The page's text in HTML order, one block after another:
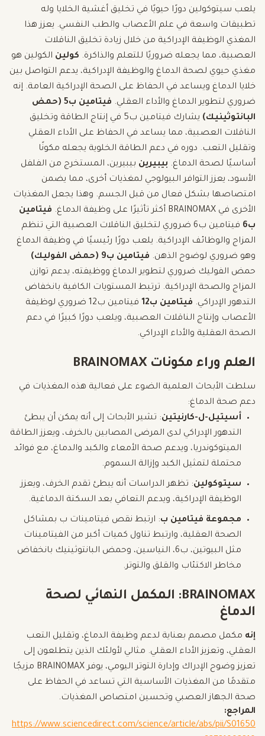
يلعب سيتوكولين دورًا حيويًا في تخليق أغشية الخلايا وله
تطبيقات واسعة في علم الأعصاب والطب النفسي. يعزز هذا
المغذي الوظيفة الإدراكية من خلال زيادة تخليق الناقلات
العصبية، مما يجعله ضروريًا للتعلم والذاكرة. كولين الكولين هو
مغذي حيوي لصحة الدماغ والوظيفة الإدراكية، يدعم التواصل بين
خلايا الدماغ ويساعد في الحفاظ على الصحة الإدراكية العامة. إنه
ضروري لتطوير الدماغ والأداء العقلي.
فيتامين ب5 (حمض
البانتوثينيك)
يشارك فيتامين ب5 في إنتاج الطاقة وتخليق
الناقلات العصبية، مما يساعد في الحفاظ على الأداء العقلي
وتقليل التعب. دوره في دعم الطاقة الخلوية يجعله مكونًا
أساسيًا لصحة الدماغ. بيبيرين بيبيرين، المستخرج من الفلفل
الأسود، يعزز التوافر البيولوجي لمغذيات أخرى، مما يضمن
امتصاصها بشكل فعال من قبل الجسم. وهذا يجعل المغذيات
الأخرى في BRAINOMAX أكثر تأثيرًا على وظيفة الدماغ.
فيتامين
ب6
فيتامين ب6 ضروري لتخليق الناقلات العصبية التي تنظم
المزاج والوظائف الإدراكية. يلعب دورًا رئيسيًا في وظيفة الدماغ
وهو ضروري لوضوح الذهن. فيتامين ب9 (حمض الفوليك)
حمض الفوليك ضروري لتطوير الدماغ ووظيفته، يدعم توازن
المزاج والصحة الإدراكية. ترتبط المستويات الكافية بانخفاض
التدهور الإدراكي. فيتامين ب12
فيتامين ب12 ضروري لوظيفة
الأعصاب وإنتاج الناقلات العصبية، ويلعب دورًا كبيرًا في دعم
الصحة العقلية والأداء الإدراكي.
العلم وراء مكونات BRAINOMAX
سلطت الأبحاث العلمية الضوء على فعالية هذه المغذيات في
دعم صحة الدماغ:
أسيتيل-ل-كارنيتين: تشير الأبحاث إلى أنه يمكن أن يبطئ
التدهور الإدراكي لدى المرضى المصابين بالخرف، ويعزز الطاقة
الميتوكوندريا، ويدعم صحة الأمعاء والكبد والدماغ، مع فوائد
محتملة لتمثيل الكبد وإزالة السموم.
سيتوكولين: تظهر الدراسات أنه يبطئ تقدم الخرف، ويعزز
الوظيفة الإدراكية، ويدعم التعافي بعد السكتة الدماغية.
مجموعة فيتامين ب: ارتبط نقص فيتامينات ب بمشاكل
الصحة العقلية، وارتبط تناول كميات أكبر من الفيتامينات
مثل البيوتين، ب6، النياسين، وحمض البانتوثينيك بانخفاض
مخاطر الاكتئاب والقلق والتوتر.
BRAINOMAX: المكمل النهائي لصحة
الدماغ
إنه مكمل مصمم بعناية لدعم وظيفة الدماغ، وتقليل التعب
العقلي، وتعزيز الأداء العقلي. مثالي لأولئك الذين يتطلعون إلى
تعزيز وضوح الإدراك وإدارة التوتر اليومي، يوفر BRAINOMAX مزيجًا
متقدمًا من المغذيات الأساسية التي تساعد في الحفاظ على
صحة الجهاز العصبي وتحسين امتصاص المغذيات.
المراجع:
https://www.sciencedirect.com/science/article/abs/pii/S01650